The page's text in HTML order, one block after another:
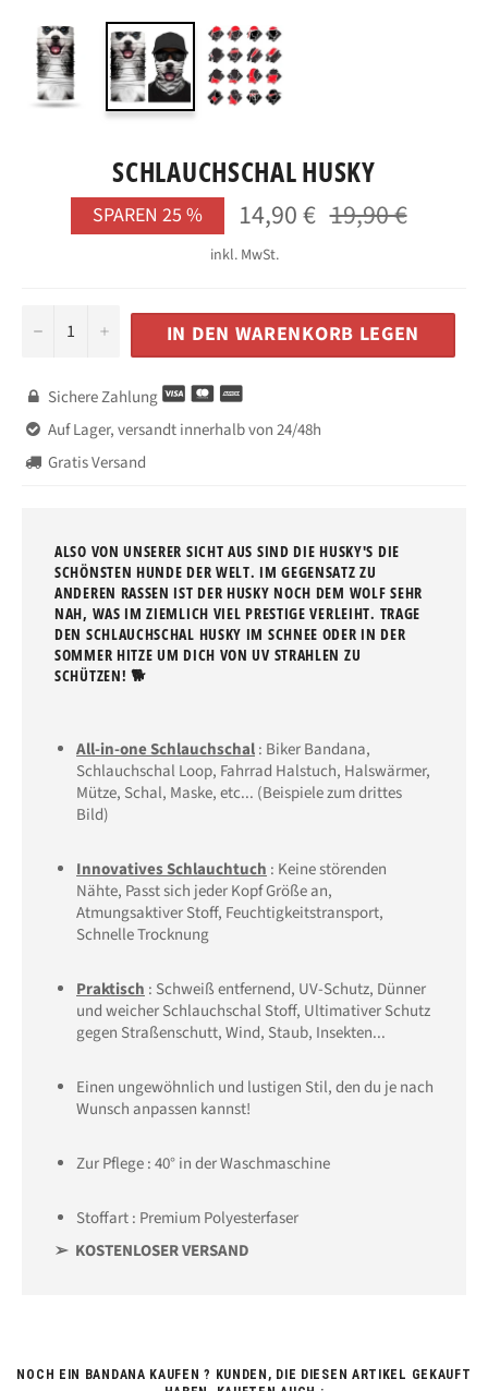
SCHLAUCHSCHAL HUSKY
SPAREN 25 % 14,90 € Normaler
Preis
19,90 €
inkl. MwSt.
− + IN DEN WARENKORB LEGEN
 Sichere Zahlung
 Auf Lager, versandt innerhalb von 24/48h
 Gratis Versand
ALSO VON UNSERER SICHT AUS SIND DIE HUSKY'S DIE
SCHÖNSTEN HUNDE DER WELT. IM GEGENSATZ ZU
ANDEREN RASSEN IST DER HUSKY NOCH DEM WOLF SEHR
NAH, WAS IM ZIEMLICH VIEL PRESTIGE VERLEIHT. TRAGE
DEN SCHLAUCHSCHAL HUSKY IM SCHNEE ODER IN DER
SOMMER HITZE UM DICH VON UV STRAHLEN ZU
SCHÜTZEN! 🐕
All-in-one Schlauchschal: Biker Bandana,
Schlauchschal Loop, Fahrrad Halstuch, Halswärmer,
Mütze, Schal, Maske, etc... (Beispiele zum drittes
Bild)
Innovatives Schlauchtuch : Keine störenden
Nähte, Passt sich jeder Kopf Größe an,
Atmungsaktiver Stoff, Feuchtigkeitstransport,
Schnelle Trocknung
Praktisch : Schweiß entfernend, UV-Schutz, Dünner
und weicher Schlauchschal Stoff, Ultimativer Schutz
gegen Straßenschutt,Wind, Staub, Insekten...
Einen ungewöhnlich und lustigen Stil, den du je nach
Wunsch anpassen kannst!
Zur Pflege : 40° in der Waschmaschine
Stoffart : Premium Polyesterfaser
➢ KOSTENLOSER VERSAND
NOCH EIN BANDANA KAUFEN ? KUNDEN, DIE DIESEN ARTIKEL GEKAUFT